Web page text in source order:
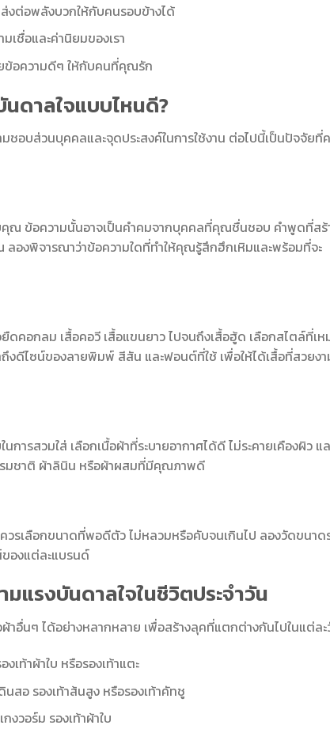
งต่อพลังบวกให้กับคนรอบข้างได้
เชื่อและค่านิยมของเรา
ข้อความดีๆ ให้กับคนที่คุณรัก
ดาลใจแบบไหนดี?
ชอบส่วนบุคคลและจุดประสงค์ในการใช้งาน ต่อไปนี้เป็นปัจจัยที่
ณ ข้อความนั้นอาจเป็นคำคมจากบุคคลที่คุณชื่นชอบ คำพูดที่สร้
องพิจารณาว่าข้อความใดที่ทำให้คุณรู้สึกฮึกเหิมและพร้อมที่จะ
คอกลม เสื้อคอวี เสื้อแขนยาว ไปจนถึงเสื้อฮู้ด เลือกสไตล์ที่เห
ดีไซน์ของลายพิมพ์ สีสัน และฟอนต์ที่ใช้ เพื่อให้ได้เสื้อที่สวยงา
รสวมใส่ เลือกเนื้อผ้าที่ระบายอากาศได้ดี ไม่ระคายเคืองผิว แ
รมชาติ ผ้าลินิน หรือผ้าผสมที่มีคุณภาพดี
วรเลือกขนาดที่พอดีตัว ไม่หลวมหรือคับจนเกินไป ลองวัดขนาด
องแต่ละแบรนด์
แรงบันดาลใจในชีวิตประจำวัน
อื่นๆ ได้อย่างหลากหลาย เพื่อสร้างลุคที่แตกต่างกันไปในแต่ละ
เท้าผ้าใบ หรือรองเท้าแตะ
สอ รองเท้าส้นสูง หรือรองเท้าคัทชู
งวอร์ม รองเท้าผ้าใบ